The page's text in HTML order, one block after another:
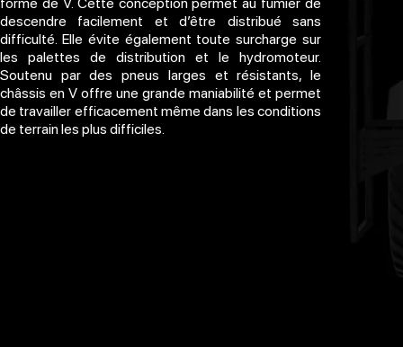
descendre facilement et d’être distribué sans
difficulté. Elle évite également toute surcharge sur
les palettes de distribution et le hydromoteur.
Soutenu par des pneus larges et résistants, le
châssis en V offre une grande maniabilité et permet
de travailler efficacement même dans les conditions
de terrain les plus difficiles.